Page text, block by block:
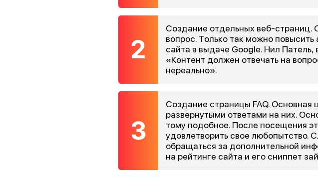
Создание отдельных веб-страниц.
вопрос. Только так можно повысить
сайта в выдаче Google. Нил
«Контент должен отвечать на
нереально».
Создание страницы FAQ.
развернутыми ответами на них.
тому подобное. После посещения
удовлетворить свое любопытство.
обращаться за дополнительной
на рейтинге сайта и его сниппет